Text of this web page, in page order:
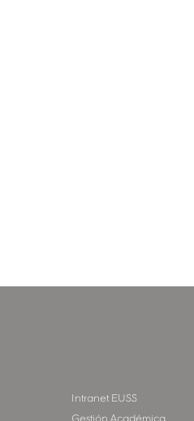
Intranet EUSS
Gestión Académica